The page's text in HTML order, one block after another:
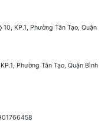
KP.1, Phường Tân Tạo, Quận
Phường Tân Tạo, Quận Bình